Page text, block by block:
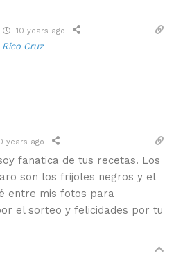
10 years ago
Rico Cruz
years ago
fanatica de tus recetas. Los
son los frijoles negros y el
entre mis fotos para
el sorteo y felicidades por tu